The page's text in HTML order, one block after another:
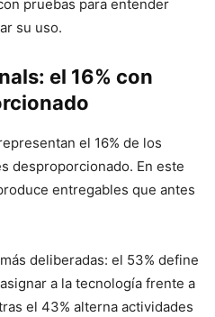
pruebas para entender
su uso.
el 16% con
el 16% de los
desproporcionado. En este
entregables que antes
deliberadas: el 53% define
a la tecnología frente a
el 43% alterna actividades